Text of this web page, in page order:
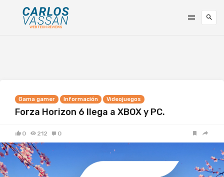
Gama gamer Información Videojuegos
Forza Horizon 6 llega a XBOX y PC.
0 212 0